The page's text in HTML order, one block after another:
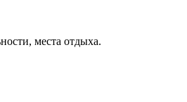
места отдыха.